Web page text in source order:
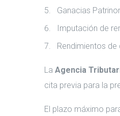
Ganacias
Imputación de
Rendimientos
La Agencia
cita previa para la
El plazo máximo